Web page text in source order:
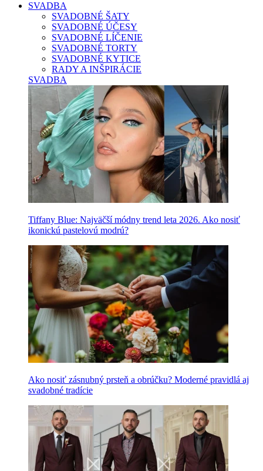
SVADBA
SVADOBNÉ ŠATY
SVADOBNÉ ÚČESY
SVADOBNÉ LÍČENIE
SVADOBNÉ TORTY
SVADOBNÉ KYTICE
RADY A INŠPIRÁCIE
SVADBA
Tiffany Blue: Najväčší módny trend leta 2026. Ako nosiť
ikonickú pastelovú modrú?
Ako nosiť zásnubný prsteň a obrúčku? Moderné pravidlá aj
svadobné tradície